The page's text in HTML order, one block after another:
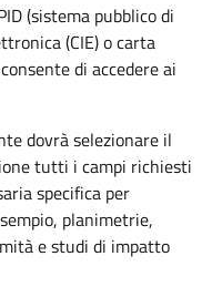
(sistema pubblico di
(CIE) o carta
di accedere ai
dovrà selezionare il
tutti i campi richiesti
specifica per
planimetrie,
e studi di impatto